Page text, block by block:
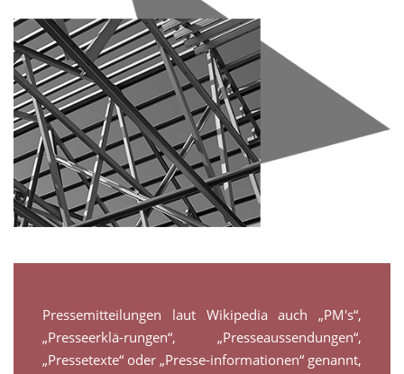
Pressemitteilungen laut Wikipedia auch „PM's“,
„Presseerklä-rungen“, „Presseaussendungen“,
„Pressetexte“ oder „Presse-informationen“ genannt,